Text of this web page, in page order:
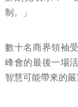
制。」
數十名商界領袖
峰會的最後一場
智慧可能帶來的